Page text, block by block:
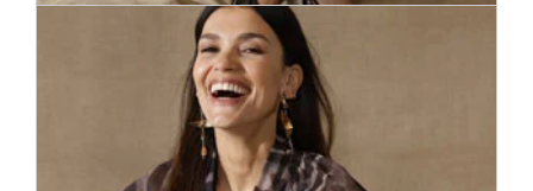
Многие ценители моды с искренним азартом ищут своего
надежного спутника – пальто. Мы предлагаем широкий
ассортимент пальто – порядка 400 моделей самых
красивых форм и цветов – от классического легкого
спортивного покроя цвета верблюжьей шерсти до
особенно приятного на ощупь мягкого пальто из
искусственной кожи в актуальных цветах.